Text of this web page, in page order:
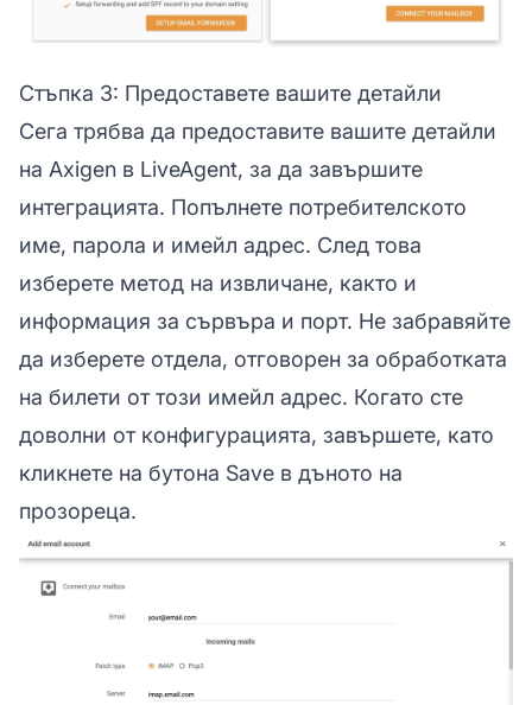
Стъпка 3: Предоставете вашите детайли
Сега трябва да предоставите вашите детайли
на Axigen в LiveAgent, за да завършите
интеграцията. Попълнете потребителското
име, парола и имейл адрес. След това
изберете метод на извличане, както и
информация за сървъра и порт. Не забравяйте
да изберете отдела, отговорен за обработката
на билети от този имейл адрес. Когато сте
доволни от конфигурацията, завършете, като
кликнете на бутона Save в дъното на
прозореца.